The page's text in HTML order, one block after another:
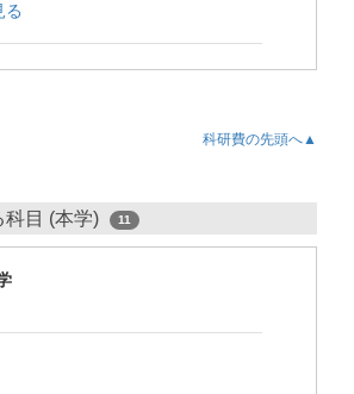
る
科研費の先頭へ▲
目 (本学) 11